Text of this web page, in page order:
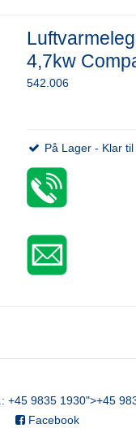
4,7kw
542.006
På Lager - Klar
: +45 9835 1930">+45
Facebook